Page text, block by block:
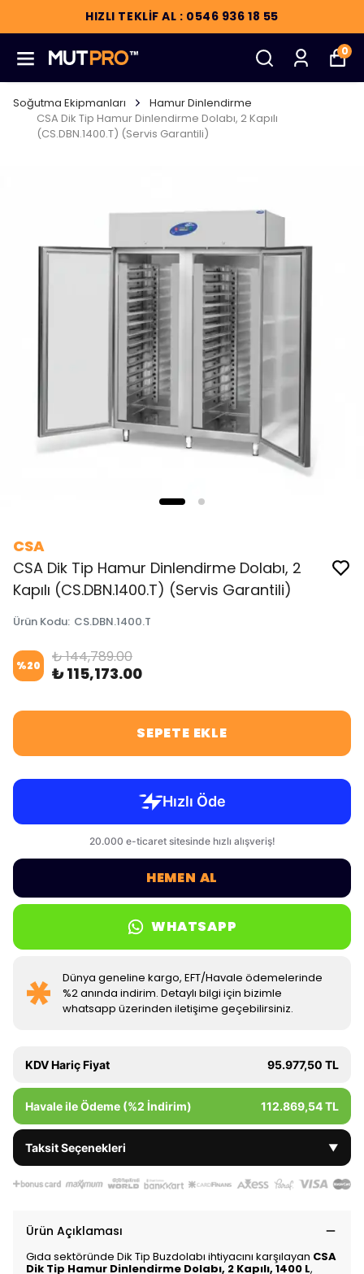
HIZLI TEKLİF AL : 0546 936 18 55
0
Soğutma Ekipmanları
Hamur Dinlendirme
CSA Dik Tip Hamur Dinlendirme Dolabı, 2 Kapılı
(CS.DBN.1400.T) (Servis Garantili)
CSA
CSA Dik Tip Hamur Dinlendirme Dolabı, 2
Kapılı (CS.DBN.1400.T) (Servis Garantili)
Ürün Kodu: CS.DBN.1400.T
%20 ₺ 144,789.00
₺ 115,173.00
SEPETE EKLE
HEMEN AL
WHATSAPP
Dünya geneline kargo, EFT/Havale ödemelerinde
%2 anında indirim. Detaylı bilgi için bizimle
whatsapp üzerinden iletişime geçebilirsiniz.
KDV Hariç Fiyat 95.977,50 TL
Havale ile Ödeme (%2 İndirim) 112.869,54 TL
Taksit Seçenekleri ▼
Ürün Açıklaması
Gıda sektöründe Dik Tip Buzdolabı ihtiyacını karşılayan CSA
Dik Tip Hamur Dinlendirme Dolabı, 2 Kapılı, 1400 L,